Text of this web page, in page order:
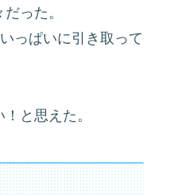
った。
っぱいに引き取って
と思えた。